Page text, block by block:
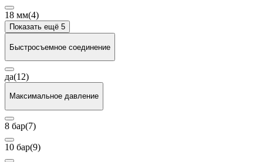
18 мм(4)
Показать ещё 5
Быстросъемное соединение
да(12)
Максимальное давление
8 бар(7)
10 бар(9)